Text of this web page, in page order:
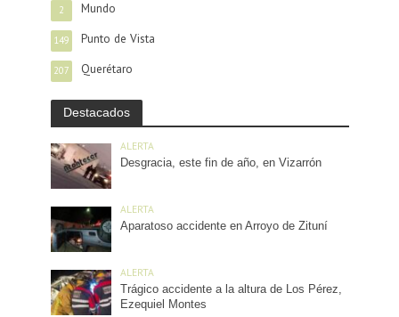
Mundo
2
Punto de Vista
149
Querétaro
207
Destacados
ALERTA
Desgracia, este fin de año, en Vizarrón
ALERTA
Aparatoso accidente en Arroyo de Zituní
ALERTA
Trágico accidente a la altura de Los Pérez,
Ezequiel Montes